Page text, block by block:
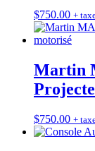
$750.00 +
Martin
$750.00 +